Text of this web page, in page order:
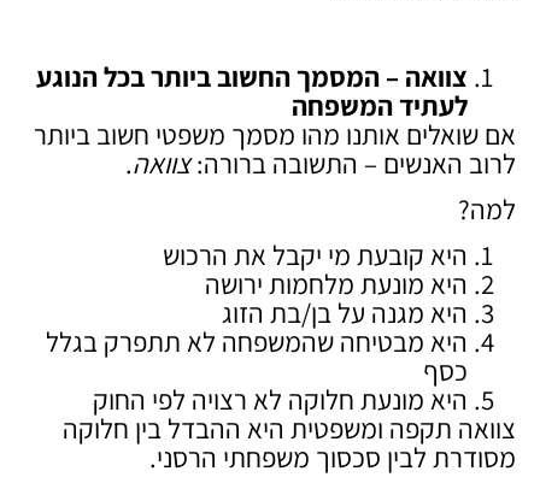
צוואה – המסמך החשוב ביותר בכל הנוגע
לעתיד המשפחה
אם שואלים אותנו מהו מסמך משפטי חשוב ביותר
לרוב האנשים – התשובה ברורה:צוואה.
למה?
היא קובעת מי יקבל את הרכוש
היא מונעת מלחמות ירושה
היא מגנה על בן/בת הזוג
היא מבטיחה שהמשפחה לא תתפרק בגלל
כסף
היא מונעת חלוקה לא רצויה לפי החוק
צוואה תקפה ומשפטית היא ההבדל בין חלוקה
מסודרת לבין סכסוך משפחתי הרסני.